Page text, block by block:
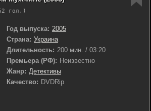
гол.)
Год выпуска: 2005
Страна: Украина
Длительность: 200 мин. / 03:20
Премьера (РФ): Неизвестно
Жанр: Детективы
Качество: DVDRip